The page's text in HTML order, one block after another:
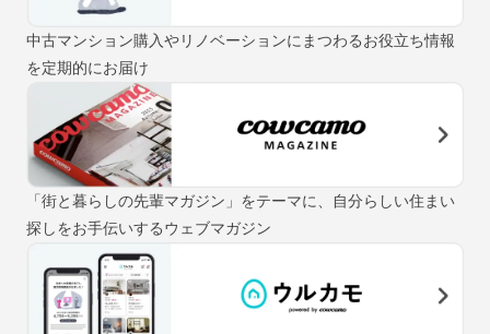
中古マンション購入やリノベーションにまつわるお役立ち情報
を定期的にお届け
「街と暮らしの先輩マガジン」をテーマに、自分らしい住まい
探しをお手伝いするウェブマガジン